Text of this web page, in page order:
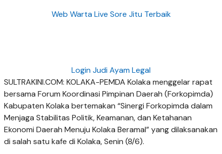
Web Warta Live Sore Jitu Terbaik
Login Judi Ayam Legal
SULTRAKINI.COM: KOLAKA-PEMDA Kolaka menggelar rapat
bersama Forum Koordinasi Pimpinan Daerah (Forkopimda)
Kabupaten Kolaka bertemakan “Sinergi Forkopimda dalam
Menjaga Stabilitas Politik, Keamanan, dan Ketahanan
Ekonomi Daerah Menuju Kolaka Beramal” yang dilaksanakan
di salah satu kafe di Kolaka, Senin (8/6).